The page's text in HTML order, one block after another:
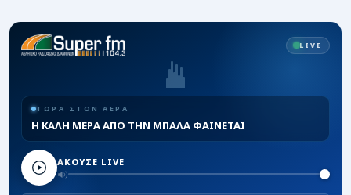
LIVE
ΤΩΡΑ ΣΤΟΝ ΑΕΡΑ
H ΚΑΛΗ ΜΕΡΑ ΑΠΟ ΤΗΝ ΜΠΑΛΑ ΦΑΙΝΕΤΑΙ
ΑΚΟΥΣΕ LIVE